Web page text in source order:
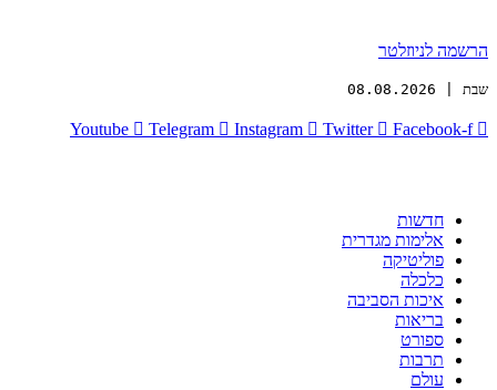
הרשמה לניוזלטר
שבת | 08.08.2026
Youtube Telegram Instagram Twitter Facebook-f
חדשות
אלימות מגדרית
פוליטיקה
כלכלה
איכות הסביבה
בריאות
ספורט
תרבות
עולם